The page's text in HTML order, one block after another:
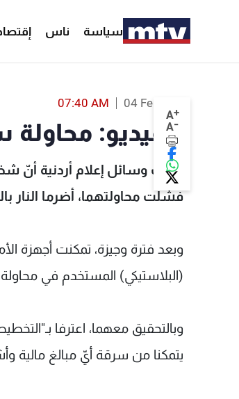
سياسة ناس
A+
A-
04 Feb 2023
07:40 AM
بالفيديو:
ذكرت وسائل إعلام أردنية
فشلت محاولتهما، أضرما النار
وبعد فترة وجيزة، تمكنت أجهزة
(البلاستيكي) المستخدم في
وبالتحقيق معهما، اعترفا
يتمكنا من سرقة أيّ مبالغ مالية